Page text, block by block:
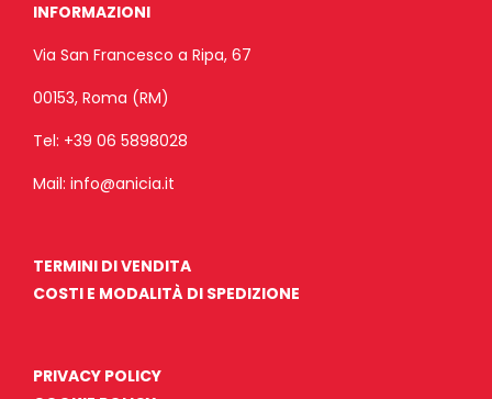
INFORMAZIONI
Via San Francesco a Ripa, 67
00153, Roma (RM)
Tel: +39 06 5898028
Mail: info@anicia.it
TERMINI DI VENDITA
COSTI E MODALITÀ DI SPEDIZIONE
PRIVACY POLICY